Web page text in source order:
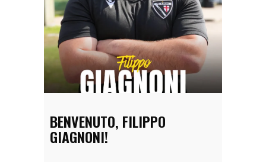
BENVENUTO, FILIPPO
GIAGNONI!